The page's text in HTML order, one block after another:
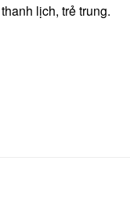
lịch, trẻ trung.